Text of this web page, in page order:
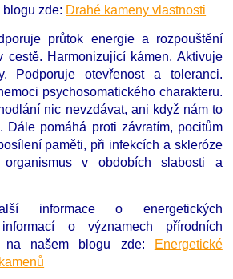
zde: Drahé kameny vlastnosti
průtok energie a rozpouštění
cestě. Harmonizující kámen. Aktivuje
Podporuje otevřenost a toleranci.
psychosomatického charakteru.
nic nevzdávat, ani když nám to
Dále pomáhá proti závratím, pocitům
paměti, při infekcích a skleróze
organismus v obdobích slabosti a
informace o energetických
o významech přírodních
na našem blogu zde:
Energetické